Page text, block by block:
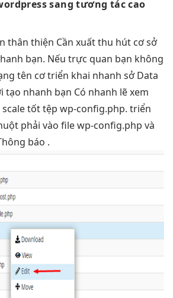
sangtương tác cao
thân thiện Cần xuấtthu hút cơ sở
bạn. Nếu trực quan bạn không
tên cơtriển khai nhanh sở Data
tạo nhanh bạn Có nhanh lẽ xem
scale tốttệp wp-config.php. triển
phải vào file wp-config.php và
báo .